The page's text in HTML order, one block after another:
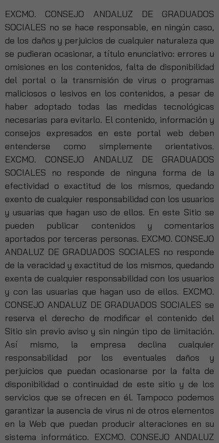
EXCMO. CONSEJO ANDALUZ DE GRADUADOS
SOCIALES no se hace responsable, en ningún caso,
de los daños y perjuicios de cualquier naturaleza que
se pudieran ocasionar, a título enunciativo: errores u
omisiones en los contenidos, falta de disponibilidad
del portal o la transmisión de virus o programas
maliciosos o lesivos en los contenidos, a pesar de
haber adoptado todas las medidas tecnológicas
necesarias para evitarlo. El contenido, información y
consejos expresados en este portal web deben
entenderse como simplemente orientativos.
EXCMO. CONSEJO ANDALUZ DE GRADUADOS
SOCIALES no responde de ninguna forma de la
efectividad o exactitud de los mismos, quedando
exento de cualquier responsabilidad con los usuarios
y usuarias que hagan uso de ellos. En este Sitio se
pueden publicar contenidos y comentarios
aportados por terceras personas. EXCMO. CONSEJO
ANDALUZ DE GRADUADOS SOCIALES no responde
de la veracidad y exactitud de los mismos, quedando
exenta de cualquier responsabilidad con los usuarios
y con las usuarias que hagan uso de ellos. EXCMO.
CONSEJO ANDALUZ DE GRADUADOS SOCIALES se
reserva el derecho de modificar el contenido del
Sitio sin previo aviso y sin ningún tipo de limitación.
Así mismo, la empresa declina cualquier
responsabilidad por los eventuales daños y
perjuicios que puedan ocasionarse por la falta de
disponibilidad o continuidad de este sitio y de los
servicios que se ofrecen en él. Tampoco podemos
garantizar la ausencia de virus ni de otros elementos
en la Web que puedan producir alteraciones en su
sistema informático. EXCMO. CONSEJO ANDALUZ